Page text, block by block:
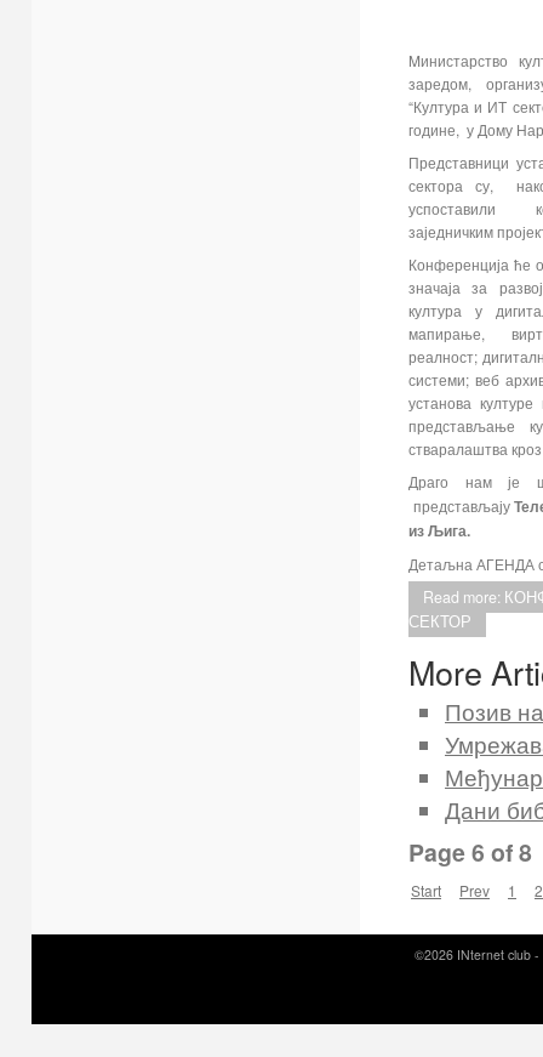
Mинистарство
заредом,
“Култура и ИТ
године, у Дому
Представници
сектора су,
успоставили
заједничким
Конференција ће
значаја за
култура у
мапирање,
реалност;
системи; веб
установа
представљање
стваралаштва
Драго нам
представљају
из Љига.
Детаљна АГЕНДА
Read more:
СЕКТОР
More
Позив
Дани
Page 6 of 8
Start Prev 1 2
©2026 INternet club